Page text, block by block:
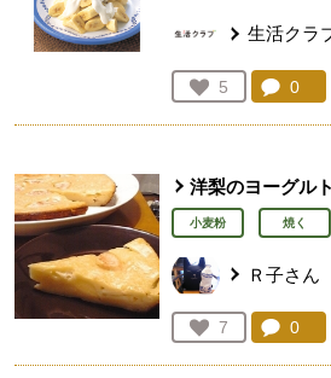
生活クラ
お気に入り登
5
人が登録
コメ
0
洋梨のヨーグル
小麦粉 焼く
Ｒ子さん
お気に入り登
7
人が登録
コメ
0